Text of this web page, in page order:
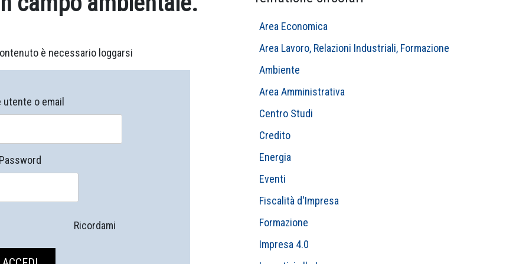
è necessario loggarsi
utente o email
Password
Ricordami
Area Economica
Area Lavoro, Relazioni Industriali, Formazione
Ambiente
Area Amministrativa
Centro Studi
Credito
Energia
Eventi
Fiscalità d'Impresa
Formazione
Impresa 4.0